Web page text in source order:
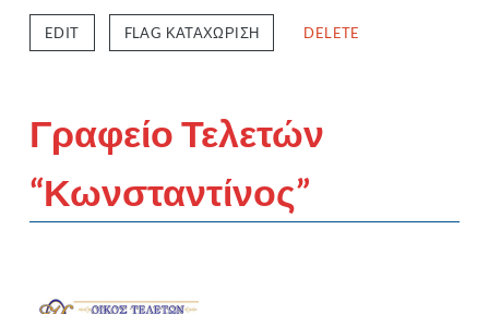
EDIT FLAG ΚΑΤΑΧΏΡΙΣΗ DELETE
Γραφείο Τελετών
“Κωνσταντίνος”